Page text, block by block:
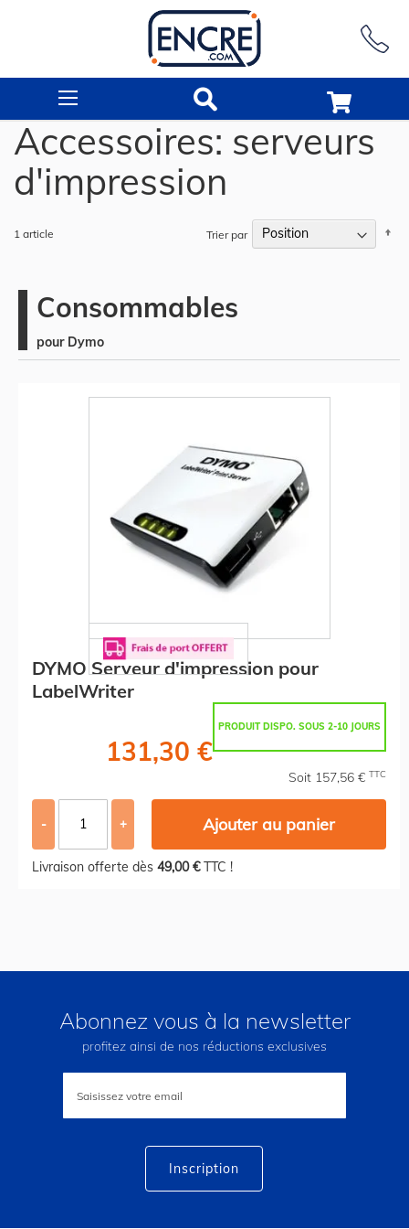
Accessoires: serveurs
d'impression
1 article Trier par
Consommables
pour Dymo
DYMO Serveur d'impression pour
LabelWriter
PRODUIT DISPO. SOUS 2-10 JOURS
131,30 €
Soit 157,56 € TTC
- + Ajouter au panier
Livraison offerte dès 49,00 €TTC !
Abonnez vous à la newsletter
profitez ainsi de nos réductions exclusives
lettre
Inscription